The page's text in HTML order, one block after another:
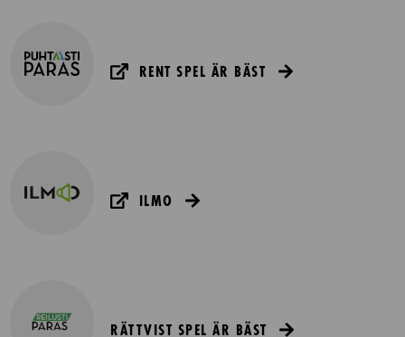
RENT SPEL ÄR BÄST
ILMO
RÄTTVIST SPEL ÄR BÄST